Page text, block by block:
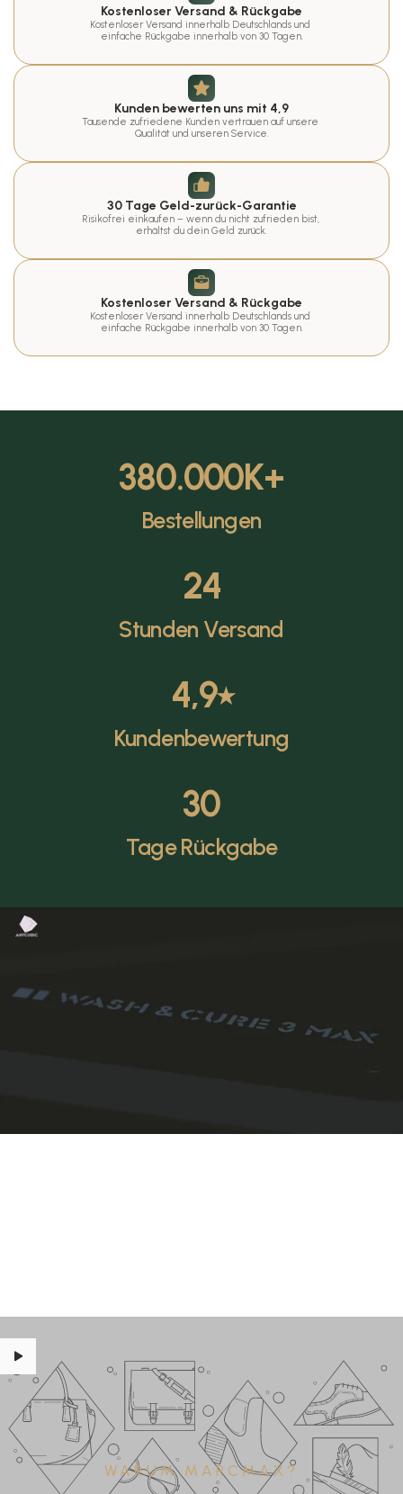
Kostenloser Versand & Rückgabe
Kostenloser Versand innerhalb Deutschlands und
einfache Rückgabe innerhalb von 30 Tagen.
Kunden bewerten uns mit 4,9
Tausende zufriedene Kunden vertrauen auf unsere
Qualität und unseren Service.
30 Tage Geld-zurück-Garantie
Risikofrei einkaufen – wenn du nicht zufrieden bist,
erhältst du dein Geld zurück.
Kostenloser Versand & Rückgabe
Kostenloser Versand innerhalb Deutschlands und
einfache Rückgabe innerhalb von 30 Tagen.
380.000K+
Bestellungen
24
Stunden Versand
4,9⭑
Kundenbewertung
30
Tage Rückgabe
WARUM MARCMAX?